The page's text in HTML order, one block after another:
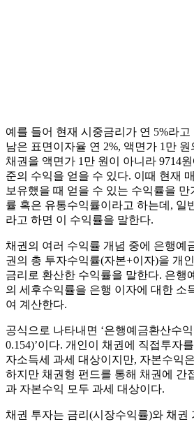
예를 들어 현재 시중금리가 연 5%라고
남은 표면이자율 연 2%, 액면가 1만
채권을 액면가 1만 원이 아니라 9714
준의 수익을 얻을 수 있다. 이때 현재
보유했을 때 얻을 수 있는 수익률을
률 혹은 유통수익률이라고 하는데, 일
라고 하면 이 수익률을 말한다.
채권의 여러 수익률 개념 중에 은행예
권의 총 투자수익률(자본+이자)을 개
금리로 환산한 수익률을 말한다. 은행
의 세후수익률을 은행 이자에 대한 소
여 계산한다.
공식으로 나타내면 ‘은행예금환산수
0.154)’이다. 개인이 채권에 직접투자
자소득세 과세 대상이지만, 자본수익
하지만 채권형 펀드를 통해 채권에 간
과 자본수익 모두 과세 대상이다.
채권 투자는 금리(시장수익률)와 채권